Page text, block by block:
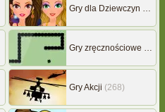
Gry dla Dziewczyn
(239)
Gry zręcznościowe
(507)
Gry Akcji (268)